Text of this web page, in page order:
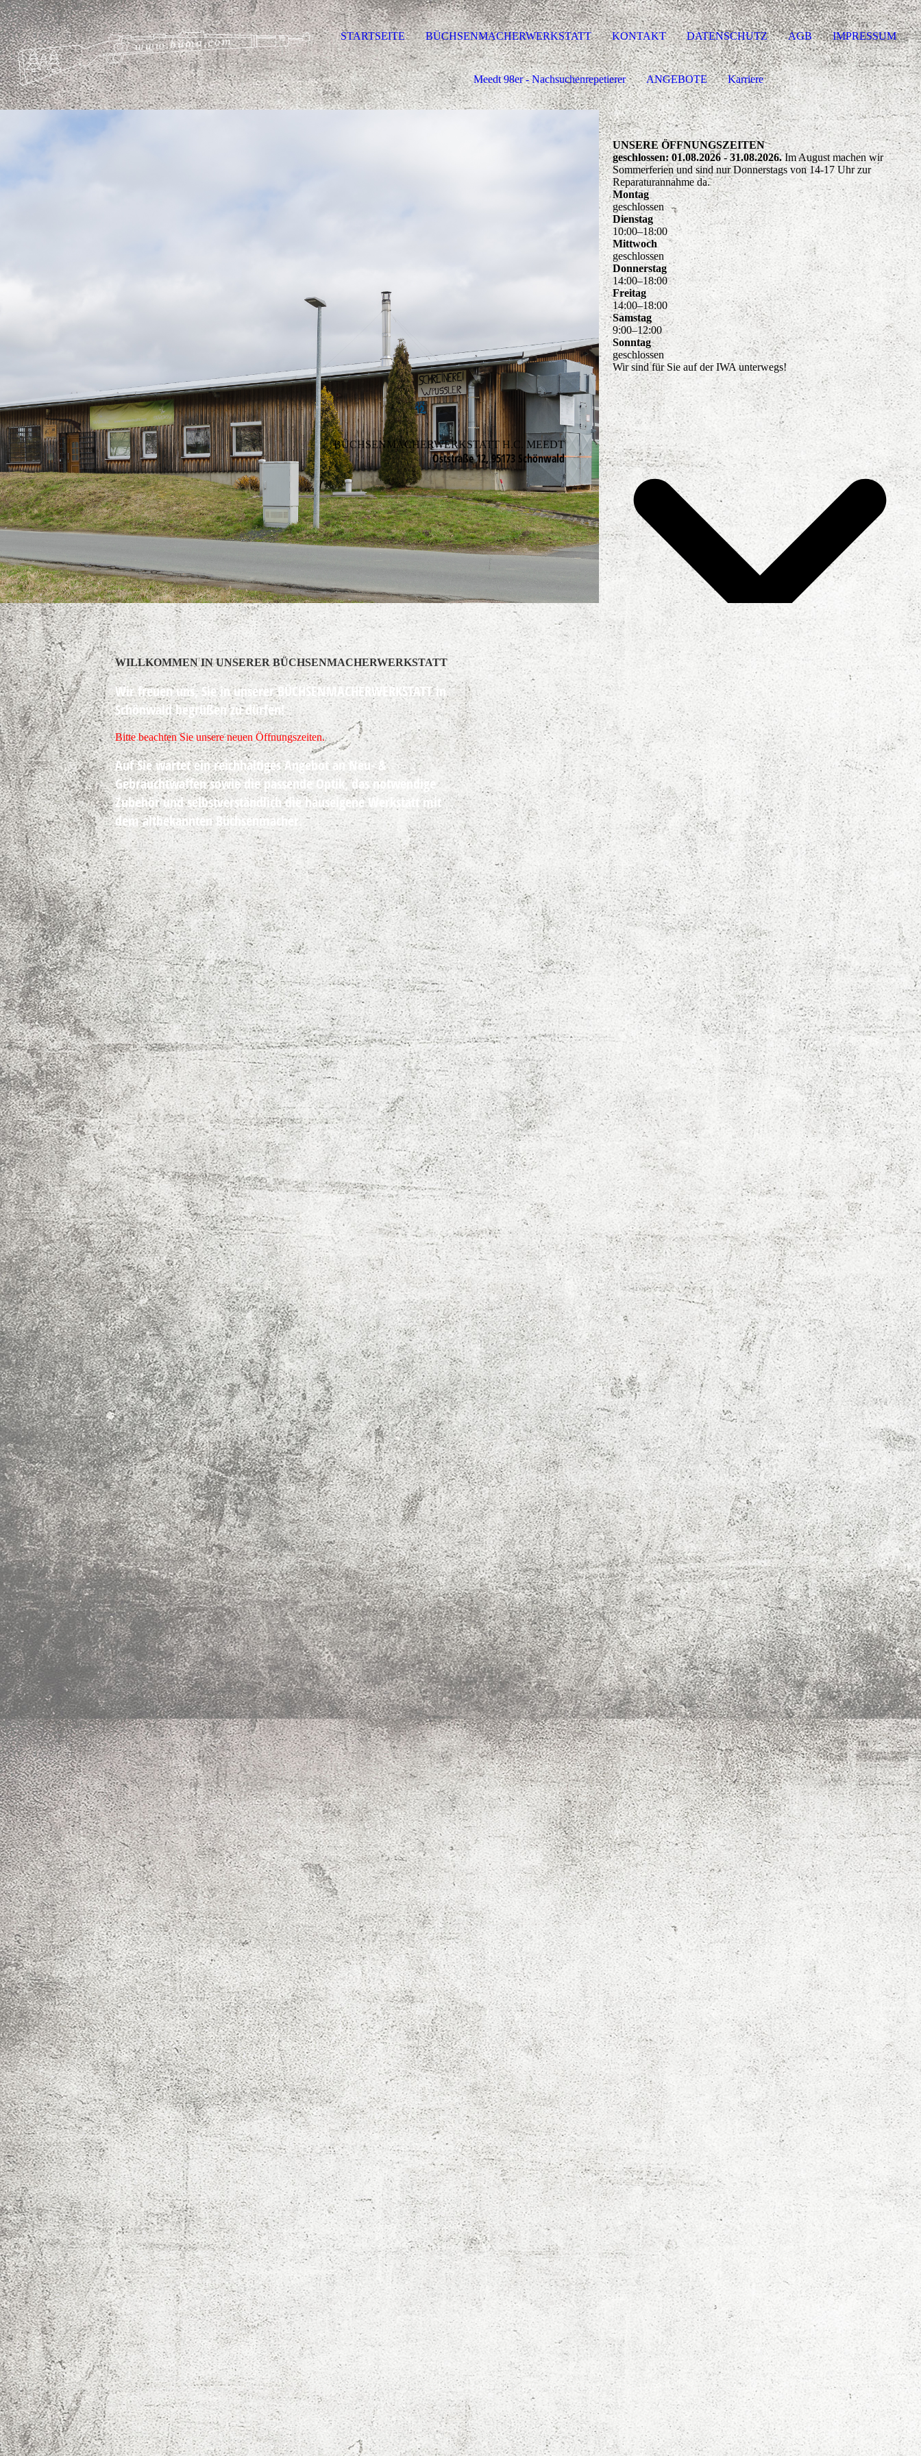
STARTSEITE BÜCHSENMACHERWERKSTATT KONTAKT DATENSCHUTZ AGB IMPRESSUM
Meedt 98er - Nachsuchenrepetierer ANGEBOTE Karriere
BÜCHSENMACHERWERKSTATT H.C. MEEDT
Oststraße 12, 95173 Schönwald
UNSERE ÖFFNUNGSZEITEN
geschlossen: 01.08.2026 - 31.08.2026.Im August machen wir
Sommerferien und sind nur Donnerstags von 14-17 Uhr zur
Reparaturannahme da.
Montag
geschlossen
Dienstag
10:00–18:00
Mittwoch
geschlossen
Donnerstag
14:00–18:00
Freitag
14:00–18:00
Samstag
9:00–12:00
Sonntag
geschlossen
Wir sind für Sie auf der IWA unterwegs!
WILLKOMMEN IN UNSERER BÜCHSENMACHERWERKSTATT
Wir freuen uns, Sie in unsererBÜCHSENMACHERWERKSTATTin
Schönwald begrüßen zu dürfen!
Bitte beachten Sie unsere neuen Öffnungszeiten.
Auf Sie wartet ein reichhaltiges Angebot an Neu- &
Gebrauchtwaffen sowie die passende Optik, das notwendige
Zubehör und selbstverständlich die hauseigene Werkstatt mit
dem altbekannten Büchsenmacher.